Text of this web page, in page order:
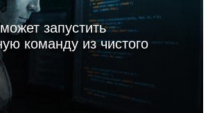
запустить
команду из чистого